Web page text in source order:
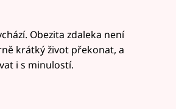
Obezita zdaleka není
krátký život překonat, a
i s minulostí.